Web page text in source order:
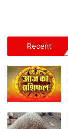
Recent